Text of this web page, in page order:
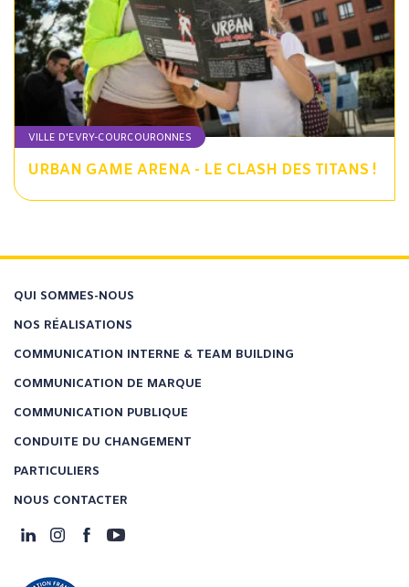
VILLE D'EVRY-COURCOURONNES
URBAN GAME ARENA - LE CLASH DES TITANS !
QUI SOMMES-NOUS
NOS RÉALISATIONS
COMMUNICATION INTERNE & TEAM BUILDING
COMMUNICATION DE MARQUE
COMMUNICATION PUBLIQUE
CONDUITE DU CHANGEMENT
PARTICULIERS
NOUS CONTACTER